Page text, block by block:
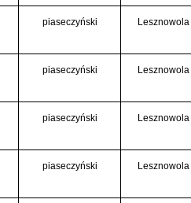
piaseczyński Lesznowola
piaseczyński Lesznowola
piaseczyński Lesznowola
piaseczyński Lesznowola